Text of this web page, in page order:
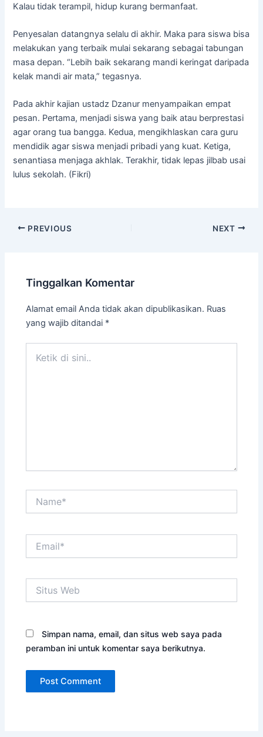
Kalau tidak terampil, hidup kurang bermanfaat.
Penyesalan datangnya selalu di akhir. Maka para siswa bisa
melakukan yang terbaik mulai sekarang sebagai tabungan
masa depan. “Lebih baik sekarang mandi keringat daripada
kelak mandi air mata,” tegasnya.
Pada akhir kajian ustadz Dzanur menyampaikan empat
pesan. Pertama, menjadi siswa yang baik atau berprestasi
agar orang tua bangga. Kedua, mengikhlaskan cara guru
mendidik agar siswa menjadi pribadi yang kuat. Ketiga,
senantiasa menjaga akhlak. Terakhir, tidak lepas jilbab usai
lulus sekolah. (Fikri)
PREVIOUS NEXT
Tinggalkan Komentar
Alamat email Anda tidak akan dipublikasikan. Ruas
yang wajib ditandai *
Web
Simpan nama, email, dan situs web saya pada
peramban ini untuk komentar saya berikutnya.